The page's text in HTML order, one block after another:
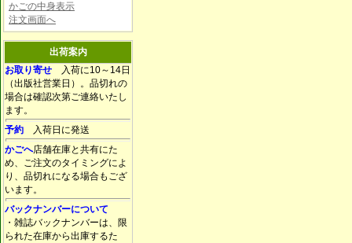
かごの中身表示
注文画面へ
出荷案内
お取り寄せ 入荷に10～14日
（出版社営業日）。品切れの
場合は確認次第ご連絡いたし
ます。
予約 入荷日に発送
かごへ店舗在庫と共有にた
め、ご注文のタイミングによ
り、品切れになる場合もござ
います。
バックナンバーについて
・雑誌バックナンバーは、限
られた在庫から出庫するた